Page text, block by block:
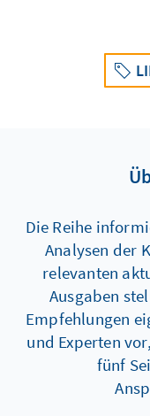
Die Reihe
Analysen der
relevanten
Ausgaben
Empfehlungen
und Experten
fünf